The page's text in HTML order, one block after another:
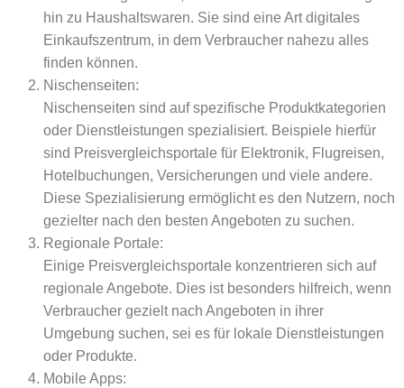
hin zu Haushaltswaren. Sie sind eine Art digitales
Einkaufszentrum, in dem Verbraucher nahezu alles
finden können.
Nischenseiten:
Nischenseiten sind auf spezifische Produktkategorien
oder Dienstleistungen spezialisiert. Beispiele hierfür
sind Preisvergleichsportale für Elektronik, Flugreisen,
Hotelbuchungen, Versicherungen und viele andere.
Diese Spezialisierung ermöglicht es den Nutzern, noch
gezielter nach den besten Angeboten zu suchen.​
Regionale Portale:
Einige Preisvergleichsportale konzentrieren sich auf
regionale Angebote. Dies ist besonders hilfreich, wenn
Verbraucher gezielt nach Angeboten in ihrer
Umgebung suchen, sei es für lokale Dienstleistungen
oder Produkte.
Mobile Apps: